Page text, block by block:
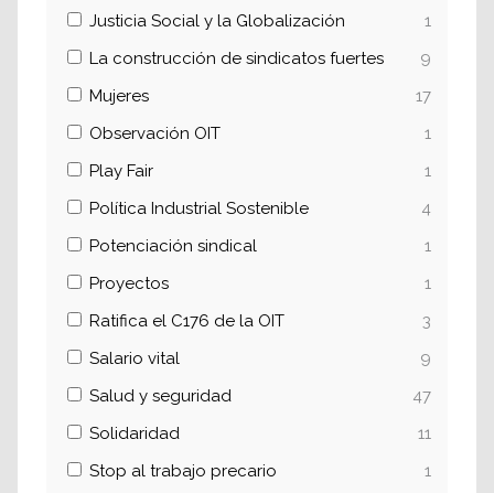
Justicia Social y la Globalización
1
La construcción de sindicatos fuertes
9
Mujeres
17
Observación OIT
1
Play Fair
1
Política Industrial Sostenible
4
Potenciación sindical
1
Proyectos
1
Ratifica el C176 de la OIT
3
Salario vital
9
Salud y seguridad
47
Solidaridad
11
Stop al trabajo precario
1